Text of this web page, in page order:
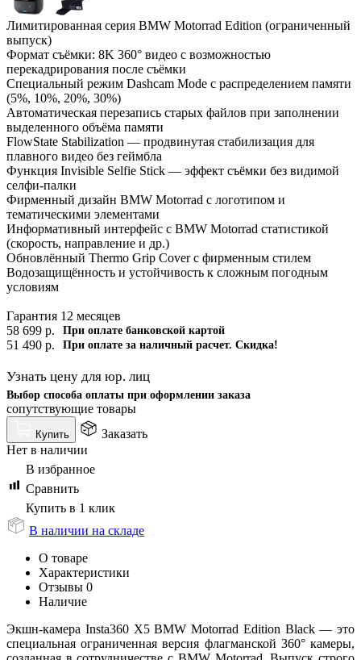
Лимитированная серия BMW Motorrad Edition (ограниченный
выпуск)
Формат съёмки: 8K 360° видео с возможностью
перекадрирования после съёмки
Специальный режим Dashcam Mode с распределением памяти
(5%, 10%, 20%, 30%)
Автоматическая перезапись старых файлов при заполнении
выделенного объёма памяти
FlowState Stabilization — продвинутая стабилизация для
плавного видео без геймбла
Функция Invisible Selfie Stick — эффект съёмки без видимой
селфи-палки
Фирменный дизайн BMW Motorrad с логотипом и
тематическими элементами
Информативный интерфейс с BMW Motorrad статистикой
(скорость, направление и др.)
Обновлённый Thermo Grip Cover с фирменным стилем
Водозащищённость и устойчивость к сложным погодным
условиям
Гарантия 12 месяцев
58 699 р. При оплате банковской картой
51 490 р. При оплате за наличный расчет. Скидка!
Узнать цену для юр. лиц
Выбор способа оплаты при оформлении заказа
сопутствующие товары
Купить
Заказать
Нет в наличии
В избранное
Сравнить
Купить в 1 клик
В наличии на складе
О товаре
Характеристики
Отзывы 0
Наличие
Экшн-камера Insta360 X5 BMW Motorrad Edition Black — это
специальная ограниченная версия флагманской 360° камеры,